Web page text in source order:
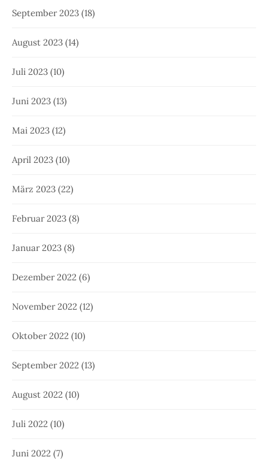
September 2023 (18)
August 2023 (14)
Juli 2023 (10)
Juni 2023 (13)
Mai 2023 (12)
April 2023 (10)
März 2023 (22)
Februar 2023 (8)
Januar 2023 (8)
Dezember 2022 (6)
November 2022 (12)
Oktober 2022 (10)
September 2022 (13)
August 2022 (10)
Juli 2022 (10)
Juni 2022 (7)